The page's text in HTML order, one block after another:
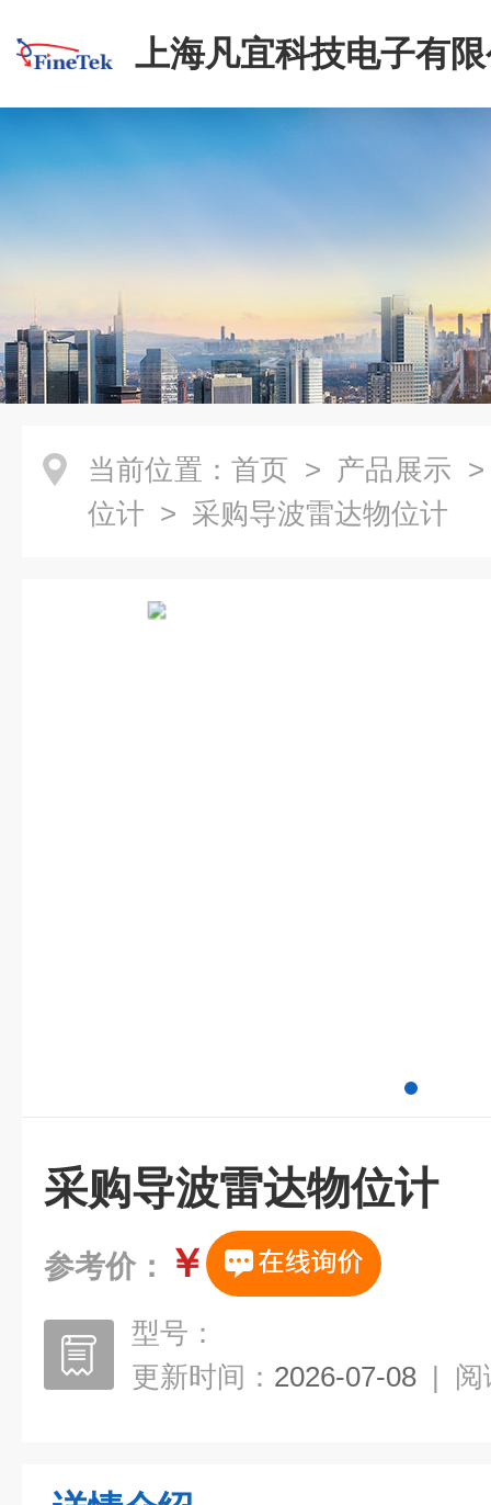
上海凡宜科技电子有
当前位置： 首页 > 产品展示
位计 > 采购导波雷达物位计
采购导波雷达物位计
参考价： ￥
型号：
更新时间： 2026-07-08 | 阅